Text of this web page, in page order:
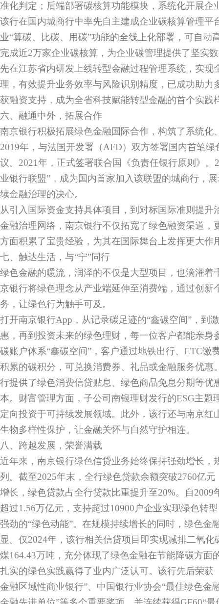
准化判定；后端部署碳核算功能模块，系统化开展企
该行在国内城商行中率先自主建成企业碳核算管理平
业“算碳、比碳、用碳”功能的全线上化部署，可自动
完成近2万家企业碳核算，为企业碳管理提供了坚实
先在江苏省内研发上线转型金融过程管理系统，实现
理，有效提升业务效率与风险识别精度，已成功助力
获融资支持，成为全省科技赋能转型金融的首个实践
六、融通中外，拓展合作
南京银行积极拓展绿色金融国际合作，构筑了系统化
2019年，与法国开发署（AFD）双方签署国内首笔
议。2021年，正式签署联合国《负责任银行原则》。
业银行联盟”，成为国内首家加入该联盟的城商行，
续金融治理的决心。
从引入国际资金支持具体项目，到对标国际准则提升
金融治理网络，南京银行不仅拓宽了绿色融资渠道，
方面积累了宝贵经验，为其在国际舞台上发挥更大作
七、触达生活，与“宁”同行
绿色金融的暖流，润泽的不仅是大型项目，也滴灌着
京银行将绿色理念从产业端延伸至消费端，通过创新
务，让绿色行为触手可及。
打开南京银行App，从记录碳足迹的“鑫碳空间”，到
惠，再到投资未来的绿色理财，每一位客户都能亲身
碳账户体系“鑫碳空间”，客户通过地铁出行、ETC缴
积累的碳积分，可兑换消费券、礼品或金融服务优惠
行提供了绿色消费信贷贴息、绿色商品免息分期等优
本。财富管理方面，子公司南银理财发行的ESG主题
定向投资于可持续发展领域。此外，该行还与南京红
生物多样性保护，让金融关怀与自然守护相连。
八、跨越发展，荣誉满载
近年来，南京银行绿色信贷业务始终保持强劲增长，
列。截至2025年末，全行绿色贷款余额突破2760亿
增长，绿色贷款占全行贷款比重提升至20%。自2009
超过1.56万亿元，支持超过10900户企业实现绿色转
强劲的“绿色动能”。在规模持续增长的同时，绿色金
显。仅2024年，该行相关信贷项目即实现减排二氧化
煤164.43万吨，充分体现了绿色金融在节能降碳方面
扎实的绿色实践赢得了业内广泛认可。该行先后荣获
金融区域性商业银行”、中国银行业协会“最佳绿色金